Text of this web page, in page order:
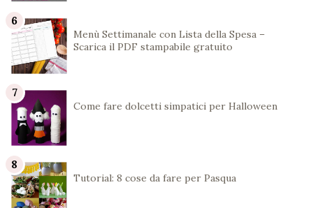
Menù Settimanale con Lista della Spesa –
Scarica il PDF stampabile gratuito
Come fare dolcetti simpatici per Halloween
Tutorial: 8 cose da fare per Pasqua